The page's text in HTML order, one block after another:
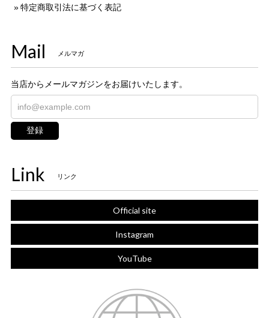
特定商取引法に基づく表記
Mail メルマガ
当店からメールマガジンをお届けいたします。
登録
Link リンク
Official site
Instagram
YouTube